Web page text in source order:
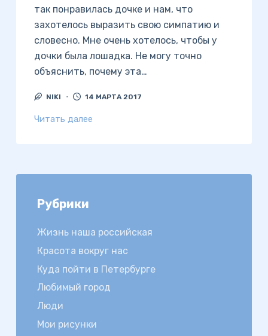
так понравилась дочке и нам, что
захотелось выразить свою симпатию и
словесно. Мне очень хотелось, чтобы у
дочки была лошадка. Не могу точно
объяснить, почему эта…
NIKI 14 МАРТА 2017
Читать далее
Рубрики
Жизнь наша российская
Красота вокруг нас
Куда пойти в Петербурге
Любимый город
Люди
Мои рисунки